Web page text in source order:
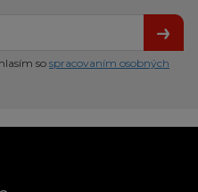
sospracovaním osobných